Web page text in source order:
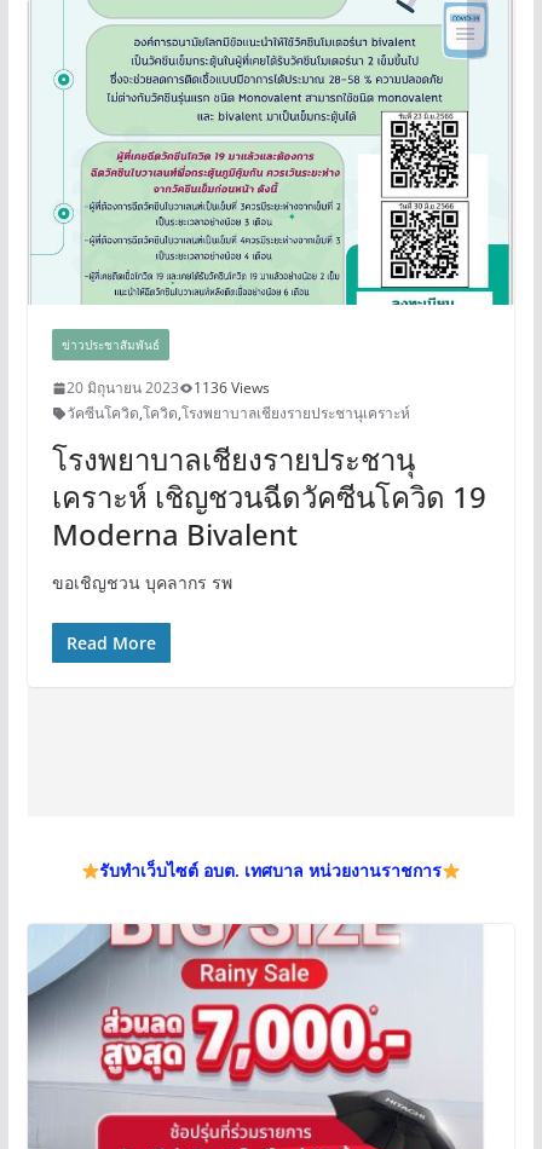
ข่าวประชาสัมพันธ์
20 มิถุนายน 2023
1136 Views
วัคซีนโควิด,โควิด,โรงพยาบาลเชียงรายประชานุเคราะห์
โรงพยาบาลเชียงรายประชานุ
เคราะห์ เชิญชวนฉีดวัคซีนโควิด 19
Moderna Bivalent
ขอเชิญชวน บุคลากร รพ
Read More
รับทำเว็บไซต์ อบต. เทศบาล หน่วยงานราชการ